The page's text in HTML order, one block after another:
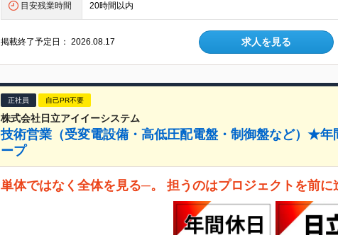
目安残業時間 20時間以内
掲載終了予定日：2026.08.17 求人を見る
正社員 自己PR不要
株式会社日立アイイーシステム
技術営業（受変電設備・高低圧配電盤・制御盤など）★
ープ
単体ではなく全体を見る─。 担うのはプロジェクトを前に